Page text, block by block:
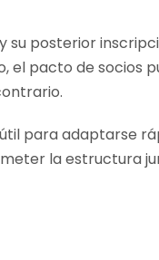
su posterior
el pacto de socios
para adaptarse
la estructura